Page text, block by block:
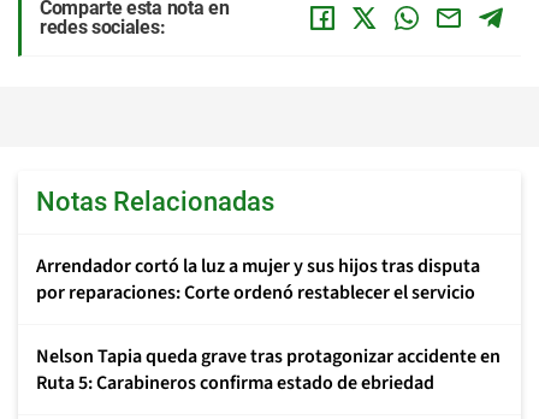
Comparte esta nota en
redes sociales:
Notas Relacionadas
Arrendador cortó la luz a mujer y sus hijos tras disputa
por reparaciones: Corte ordenó restablecer el servicio
Nelson Tapia queda grave tras protagonizar accidente en
Ruta 5: Carabineros confirma estado de ebriedad